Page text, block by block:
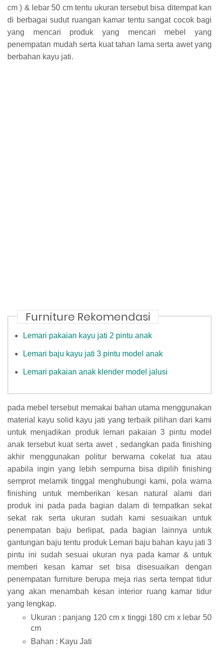
cm ) & lebar 50 cm tentu ukuran tersebut bisa ditempat kan
di berbagai sudut ruangan kamar tentu sangat cocok bagi
yang mencari produk yang mencari mebel yang
penempatan mudah serta kuat tahan lama serta awet yang
berbahan kayu jati.
Furniture Rekomendasi
Lemari pakaian kayu jati 2 pintu anak
Lemari baju kayu jati 3 pintu model anak
Lemari pakaian anak klender model jalusi
pada mebel tersebut memakai bahan utama menggunakan
material kayu solid kayu jati yang terbaik pilihan dari kami
untuk menjadikan produk lemari pakaian 3 pintu model
anak tersebut kuat serta awet , sedangkan pada finishing
akhir menggunakan politur berwarna cokelat tua atau
apabila ingin yang lebih sempurna bisa dipilih finishing
semprot melamik tinggal menghubungi kami, pola warna
finishing untuk memberikan kesan natural alami dari
produk ini pada pada bagian dalam di tempatkan sekat
sekat rak serta ukuran sudah kami sesuaikan untuk
penempatan baju berlipat, pada bagian lainnya untuk
gantungan baju tentu produk Lemari baju bahan kayu jati 3
pintu ini sudah sesuai ukuran nya pada kamar & untuk
memberi kesan kamar set bisa disesuaikan dengan
penempatan furniture berupa meja rias serta tempat tidur
yang akan menambah kesan interior ruang kamar tidur
yang lengkap.
Ukuran : panjang 120 cm x tinggi 180 cm x lebar 50
cm
Bahan : Kayu Jati